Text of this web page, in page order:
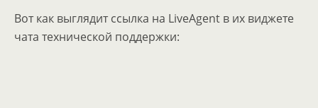
Вот как выглядит ссылка на LiveAgent в их виджете
чата технической поддержки: